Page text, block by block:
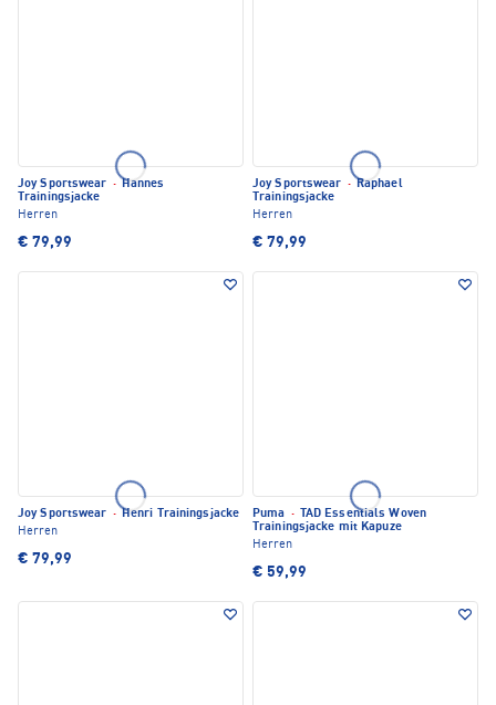
Joy Sportswear · Hannes
Trainingsjacke
Herren
€ 79,99
Joy Sportswear · Raphael
Trainingsjacke
Herren
€ 79,99
Joy Sportswear · Henri Trainingsjacke
Herren
€ 79,99
Puma ·
TAD Essentials Woven
Trainingsjacke mit Kapuze
Herren
€ 59,99